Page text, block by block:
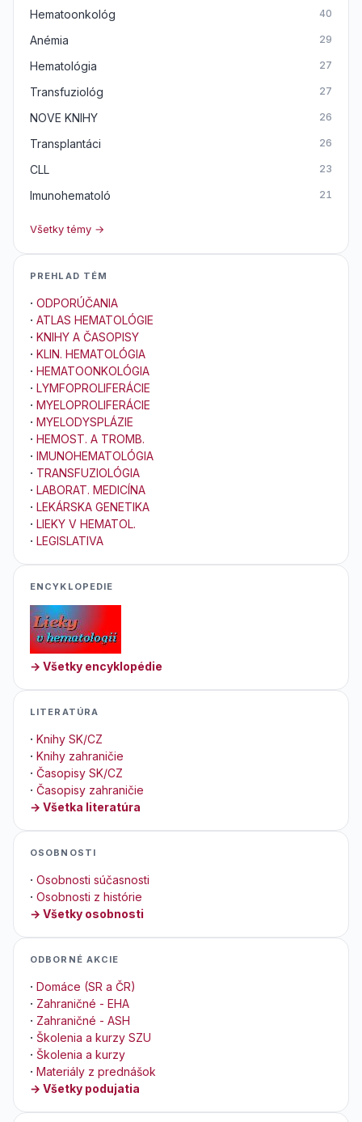
Hematoonkológ 40
Anémia 29
Hematológia 27
Transfuziológ 27
NOVE KNIHY 26
Transplantáci 26
CLL 23
Imunohematoló 21
Všetky témy →
PREHLAD TÉM
· ODPORÚČANIA
· ATLAS HEMATOLÓGIE
· KNIHY A ČASOPISY
· KLIN. HEMATOLÓGIA
· HEMATOONKOLÓGIA
· LYMFOPROLIFERÁCIE
· MYELOPROLIFERÁCIE
· MYELODYSPLÁZIE
· HEMOST. A TROMB.
· IMUNOHEMATOLÓGIA
· TRANSFUZIOLÓGIA
· LABORAT. MEDICÍNA
· LEKÁRSKA GENETIKA
· LIEKY V HEMATOL.
· LEGISLATIVA
ENCYKLOPEDIE
→ Všetky encyklopédie
LITERATÚRA
· Knihy SK/CZ
· Knihy zahraničie
· Časopisy SK/CZ
· Časopisy zahraničie
→ Všetka literatúra
OSOBNOSTI
· Osobnosti súčasnosti
· Osobnosti z histórie
→ Všetky osobnosti
ODBORNÉ AKCIE
· Domáce (SR a ČR)
· Zahraničné - EHA
· Zahraničné - ASH
· Školenia a kurzy SZU
· Školenia a kurzy
· Materiály z prednášok
→ Všetky podujatia